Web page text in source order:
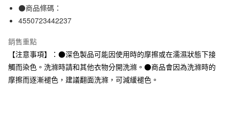
臺灣中小企業銀行
匯豐（台灣）商業銀行
元大商業銀行
玉山商業銀行
星展（台灣）商業銀行
台新國際商業銀行
中國信託商業銀行
台灣樂天信用卡公司
Apple Pay
悠遊付
運送方式
●商品條碼：
4550723442237
銷售重點
【注意事項】：●深色製品可能因使用時的摩擦或在濡濕狀態下接
觸而染色。洗滌時請和其他衣物分開洗滌。●商品會因為洗滌時的
摩擦而逐漸褪色，建議翻面洗滌，可減緩褪色。